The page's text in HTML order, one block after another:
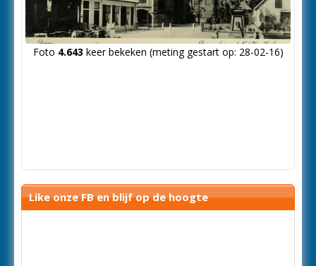
Foto 4.643 keer bekeken (meting gestart op: 28-02-16)
Like onze FB en blijf op de hoogte